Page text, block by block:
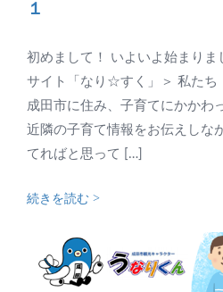
１
初めまして！ いよいよ始まりま
サイト「なり☆すく」＞ 私たち
成田市に住み、子育てにかかわ
近隣の子育て情報をお伝えしな
てればと思って […]
続きを読む >